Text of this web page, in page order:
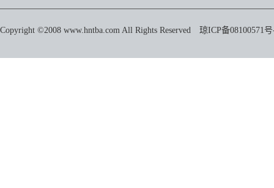
Copyright ©2008 www.hntba.com All Rights Reserved 琼ICP备08100571